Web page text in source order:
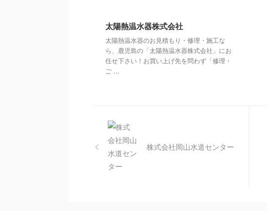
太陽熱温水器株式会社
太陽熱温水器のお見積もり・修理・施工な
ら、鹿児島の「太陽熱温水器株式会社」にお
任せ下さい！お買い上げ先を問わず「修理・
ご ...
株式会社岡山水道センター